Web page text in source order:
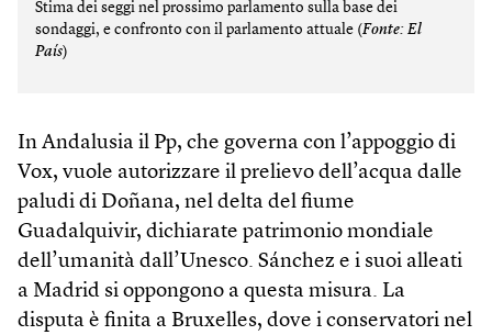
Stima dei seggi nel prossimo parlamento sulla base dei
sondaggi, e confronto con il parlamento attuale (Fonte: El
País)
In Andalusia il Pp, che governa con l’appoggio di
Vox, vuole autorizzare il prelievo dell’acqua dalle
paludi di Doñana, nel delta del fiume
Guadalquivir, dichiarate patrimonio mondiale
dell’umanità dall’Unesco. Sánchez e i suoi alleati
a Madrid si oppongono a questa misura. La
disputa è finita a Bruxelles, dove i conservatori nel